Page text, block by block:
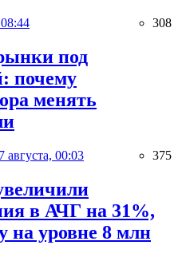
308
под
почему
менять
августа, 00:03 375
в АЧГ на 31%,
на уровне 8 млн